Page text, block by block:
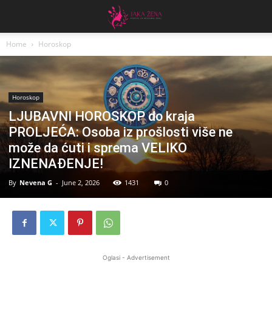
Home Horoskop
Horoskop
LJUBAVNI HOROSKOP do kraja
PROLJEĆA: Osoba iz prošlosti više ne
može da ćuti i sprema VELIKO
IZNENAĐENJE!
By Nevena G - June 2, 2026 1431 0
Oglasi - Advertisement